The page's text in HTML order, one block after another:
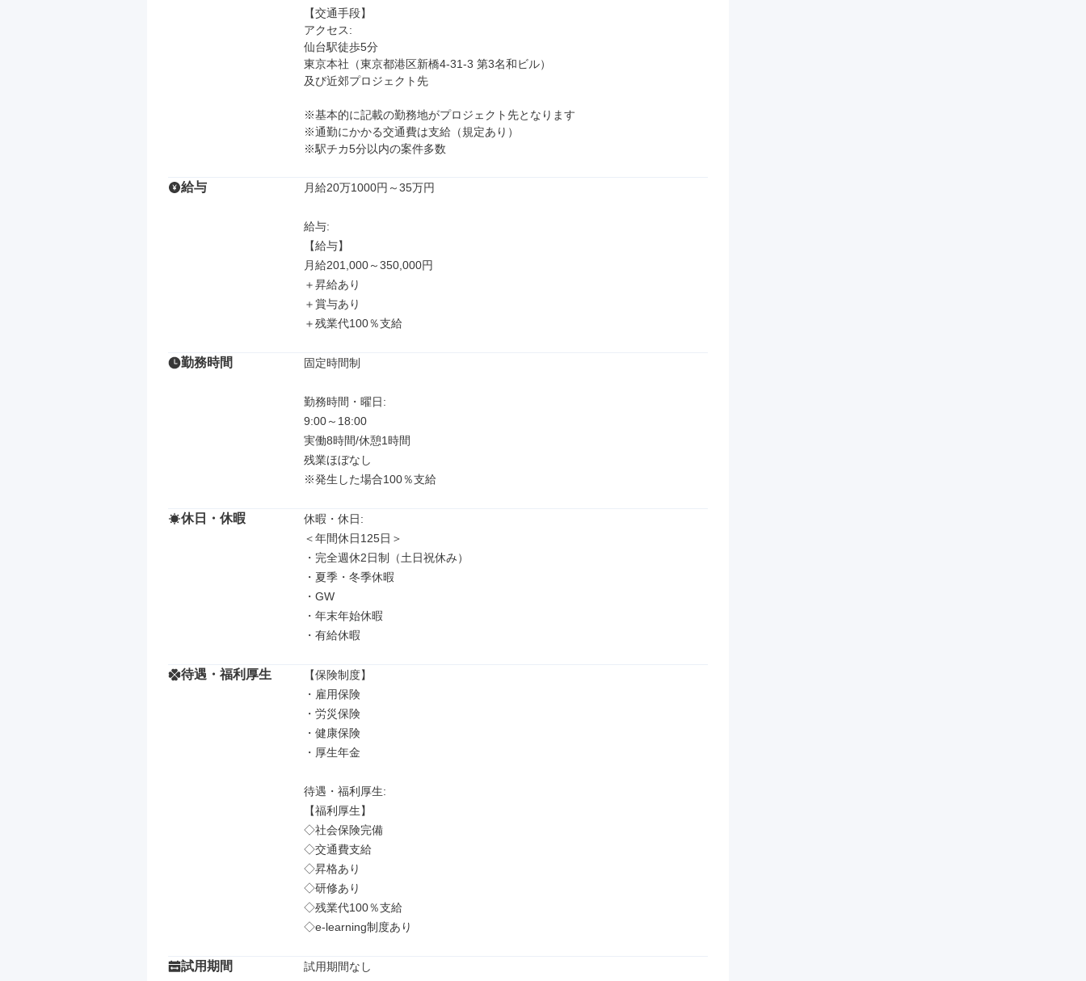
【交通手段】
アクセス:
仙台駅徒歩5分
東京本社（東京都港区新橋4-31-3 第3名和ビル）
及び近郊プロジェクト先
※基本的に記載の勤務地がプロジェクト先となります
※通勤にかかる交通費は支給（規定あり）
※駅チカ5分以内の案件多数
給与 月給20万1000円～35万円
給与:
【給与】
月給201,000～350,000円
＋昇給あり
＋賞与あり
＋残業代100％支給
勤務時間 固定時間制
勤務時間・曜日:
9:00～18:00
実働8時間/休憩1時間
残業ほぼなし
※発生した場合100％支給
休日・休暇
休暇・休日:
＜年間休日125日＞
・完全週休2日制（土日祝休み）
・夏季・冬季休暇
・GW
・年末年始休暇
・有給休暇
待遇・福利厚生
【保険制度】
・雇用保険
・労災保険
・健康保険
・厚生年金
待遇・福利厚生:
【福利厚生】
◇社会保険完備
◇交通費支給
◇昇格あり
◇研修あり
◇残業代100％支給
◇e-learning制度あり
試用期間 試用期間なし